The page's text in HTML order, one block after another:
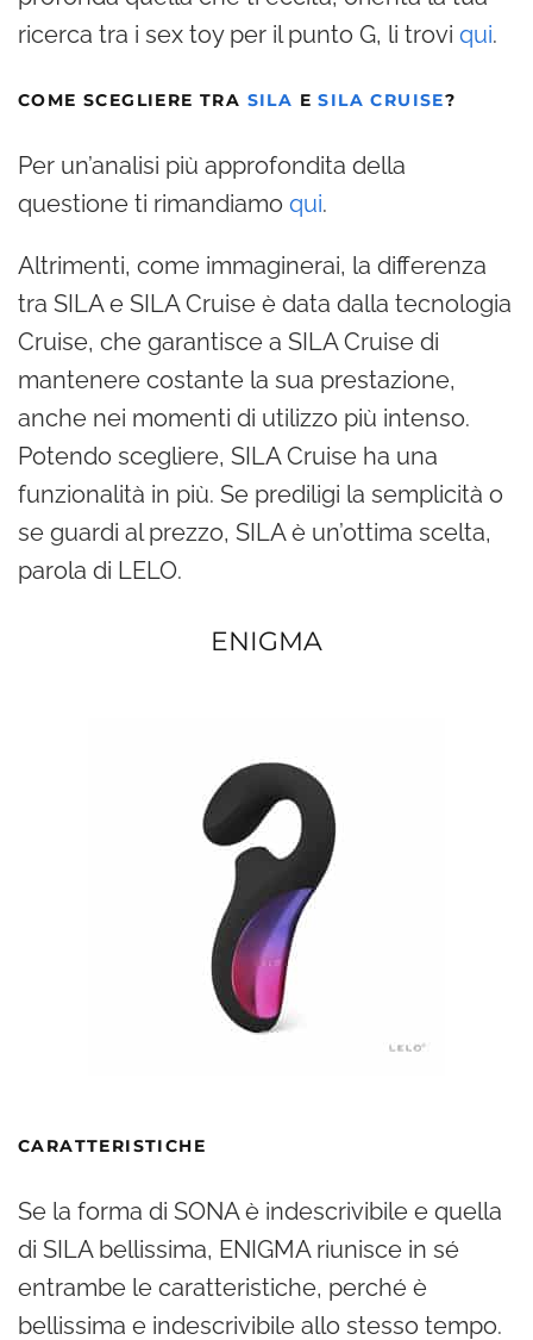
ricerca tra i sex toy per il punto G, li trovi qui.
COME SCEGLIERE TRA SILA ESILA CRUISE?
Per un’analisi più approfondita della
questione ti rimandiamo qui.
Altrimenti, come immaginerai, la differenza
tra SILA e SILA Cruise è data dalla tecnologia
Cruise, che garantisce a SILA Cruise di
mantenere costante la sua prestazione,
anche nei momenti di utilizzo più intenso.
Potendo scegliere, SILA Cruise ha una
funzionalità in più. Se prediligi la semplicità o
se guardi al prezzo, SILA è un’ottima scelta,
parola di LELO.
ENIGMA
CARATTERISTICHE
Se la forma di SONA è indescrivibile e quella
di SILA bellissima, ENIGMA riunisce in sé
entrambe le caratteristiche, perché è
bellissima e indescrivibile allo stesso tempo.